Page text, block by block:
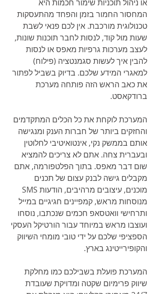
או ניהול תוכניות שימור חכמות היא
המחסור החמור בזמן והפחד מהתעסקות
טכנולוגית מורכבת. אין לכם פנאי לשבת
שעות מול קוד, לנסות לחבר תוכנות שונות,
לעצב מערכות גרפיות מאפס או לנסות
להבין איך לעשות סגמנטציה (פילוח)
למאגרי המידע שלכם. בדיוק בשביל לפתור
את כאב הראש הזה פותחה מערכת
ברודקאסט.
המערכת לוקחת את כל הכלים המתקדמים
והחזקים ביותר של חברות הענק ומנגישה
אותם בממשק נקי, אינטואיטיבי לחלוטין
ובעברית צחה. אתם לא צריכים להמציא
שום דבר מאפס. בתוך הפלטפורמה, אתם
מקבלים גישה לבנק עצום של תכנים
מנוסחות מראש, קמפיינים חגיגיים במייל
ותרחישי וואטסאפ חכמים שנכתבו, נוסחו
ועוצבו מראש במיוחד עבור הורטיקל העסקי
הספציפי שלכם על ידי טובי מומחי השיווק
והקופירייטינג בארץ.
המערכת פועלת בשבילכם כמו מחלקת
שיווק פרימיום שקטה ומדויקת שעובדת